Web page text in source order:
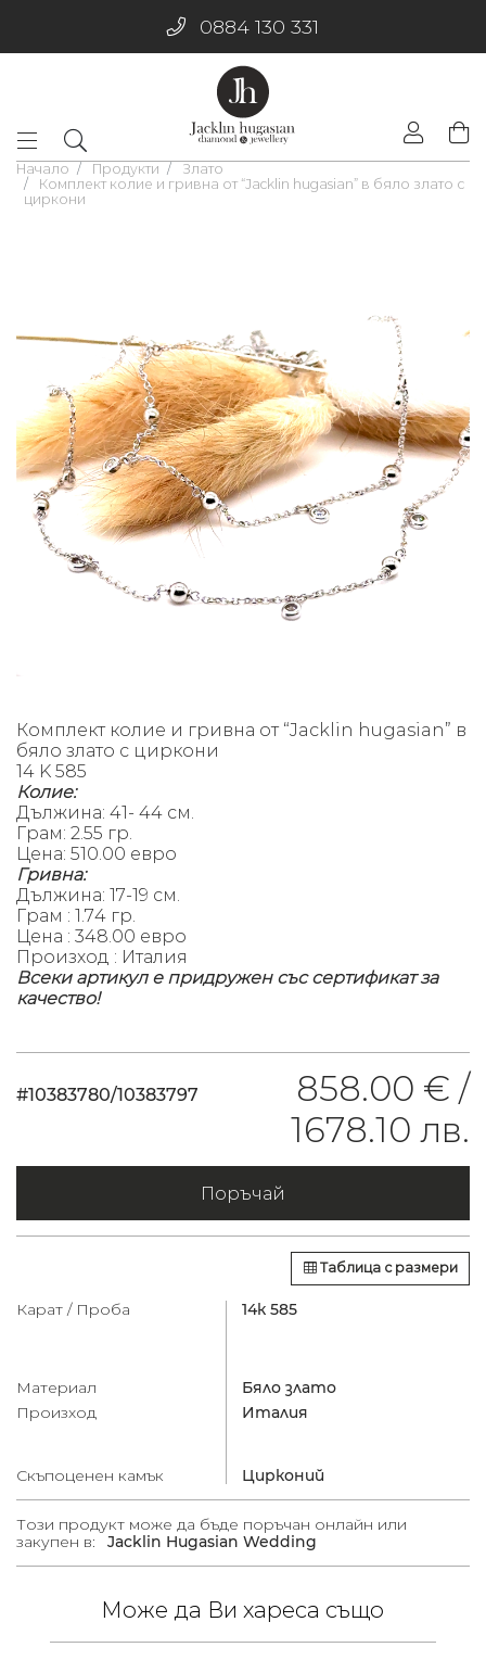
0884 130 331
Начало Продукти
Злато
Комплект колие и гривна от “Jacklin hugasian” в бяло злато с
циркони
Комплект колие и гривна от “Jacklin hugasian” в
бяло злато с циркони
14 K 585
Колие:
Дължина: 41- 44 см.
Грам: 2.55 гр.
Цена: 510.00 евро
Гривна:
Дължина: 17-19 см.
Грам : 1.74 гр.
Цена : 348.00 евро
Произход : Италия
Всеки артикул е придружен със сертификат за
качество!
#10383780/10383797
858.00 € /
1678.10 лв.
Поръчай
Таблица с размери
Карат / Проба 14к 585
Материал
Бяло злато
Произход
Италия
Скъпоценен камък Цирконий
Този продукт може да бъде поръчан онлайн или
закупен в:
Jacklin Hugasian Wedding
Може да Ви хареса също